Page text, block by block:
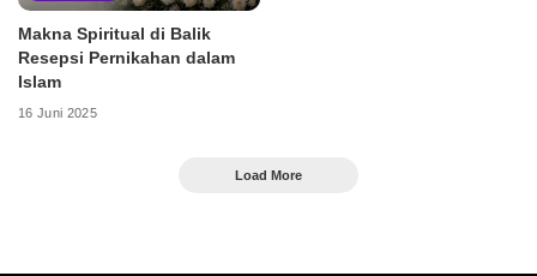
Makna Spiritual di Balik
Resepsi Pernikahan dalam
Islam
16 Juni 2025
Load More